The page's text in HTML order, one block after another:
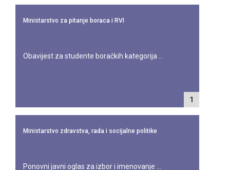
Ministarstvo za pitanje boraca i RVI
1
Obavijest za studente boračkih kategorija ...
Ministarstvo zdravstva, rada i socijalne politike
Ponovni javni oglas za izbor i imenovanje ...